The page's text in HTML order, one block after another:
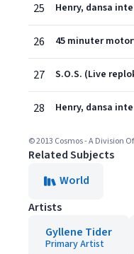
25 Henry, dansa
26 45 minuter
27 S.O.S. (Live
28
© 2013 Cosmos - A Division
Related Subjects
World
Artists
Gyllene Tider
Primary Artist